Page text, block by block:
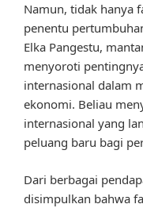
Namun, tidak hanya
penentu
Elka Pangestu,
menyoroti
internasional dalam
ekonomi. Beliau
internasional yang
peluang baru bagi
Dari berbagai
disimpulkan bahwa